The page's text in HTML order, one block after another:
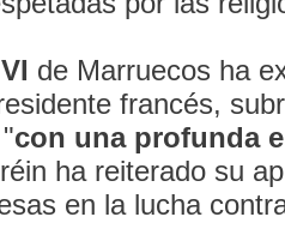
de Marruecos ha
francés,
con una profunda
ha reiterado su
en la lucha